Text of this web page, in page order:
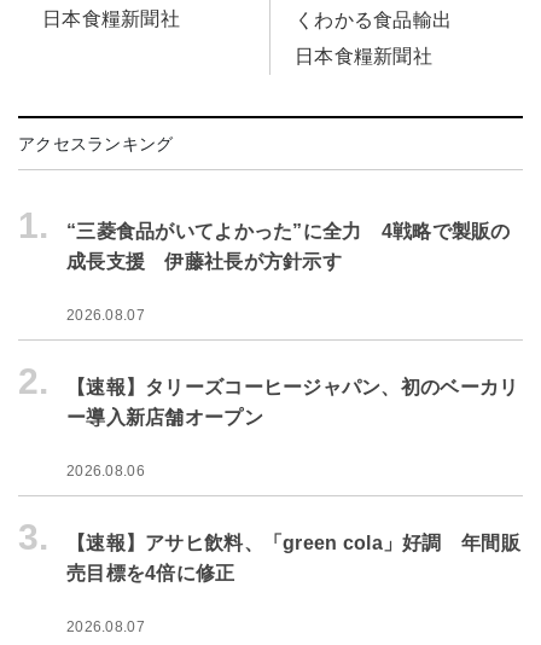
日本食糧新聞社
くわかる食品輸出
日本食糧新聞社
アクセスランキング
1.
“三菱食品がいてよかった”に全力 4戦略で製販の
成長支援 伊藤社長が方針示す
2026.08.07
2.
【速報】タリーズコーヒージャパン、初のベーカリ
ー導入新店舗オープン
2026.08.06
3.
【速報】アサヒ飲料、「green cola」好調 年間販
売目標を4倍に修正
2026.08.07